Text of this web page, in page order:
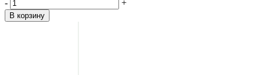
-
+
В корзину